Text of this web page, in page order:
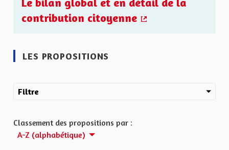
contribution citoyenne
LES PROPOSITIONS
Filtre
Classement des propositions par :
A-Z (alphabétique)